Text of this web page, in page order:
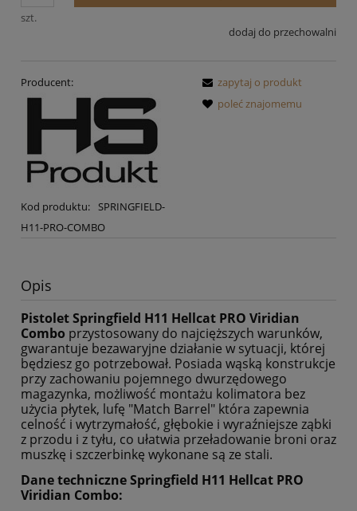
szt.
dodaj do przechowalni
Producent:
Kod produktu: SPRINGFIELD-
H11-PRO-COMBO
zapytaj o produkt
poleć znajomemu
Opis
Pistolet Springfield H11 Hellcat PRO Viridian
Combo przystosowany do najcięższych warunków,
gwarantuje bezawaryjne działanie w sytuacji, której
będziesz go potrzebował. Posiada wąską konstrukcje
przy zachowaniu pojemnego dwurzędowego
magazynka, możliwość montażu kolimatora bez
użycia płytek, lufę "Match Barrel" która zapewnia
celność i wytrzymałość, głębokie i wyraźniejsze ząbki
z przodu i z tyłu, co ułatwia przeładowanie broni oraz
muszkę i szczerbinkę wykonane są ze stali.
Dane techniczne Springfield H11 Hellcat PRO
Viridian Combo: